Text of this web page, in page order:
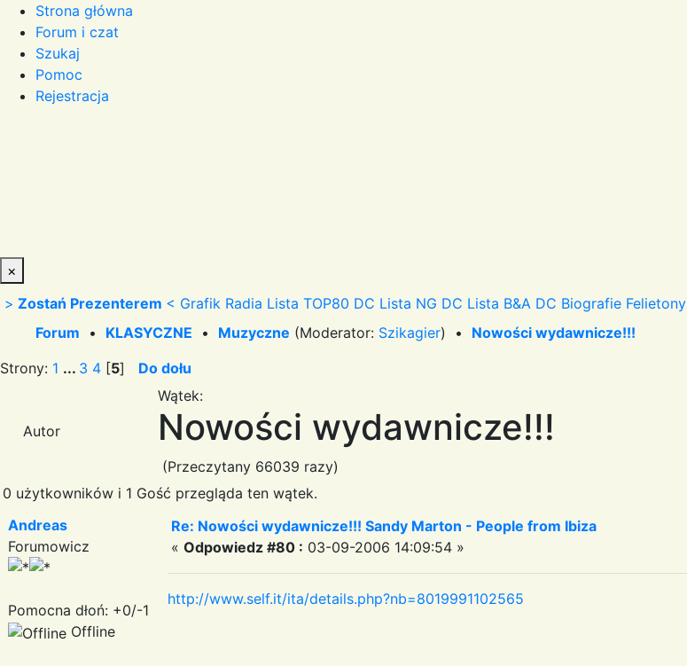
Strona główna
Forum i czat
Szukaj
Pomoc
Rejestracja
×
> Zostań Prezenterem < Grafik Radia Lista TOP80 DC Lista NG DC Lista B&A DC Biografie Felietony
Forum • KLASYCZNE • Muzyczne (Moderator: Szikagier) • Nowości wydawnicze!!!
Strony: 1 ... 3 4 [5] Do dołu
Autor
Wątek:
Nowości wydawnicze!!!
(Przeczytany 66039 razy)
0 użytkowników i 1 Gość przegląda ten wątek.
Andreas
Forumowicz
Pomocna dłoń: +0/-1
Offline
Re: Nowości wydawnicze!!! Sandy Marton - People from Ibiza
« Odpowiedz #80 : 03-09-2006 14:09:54 »
http://www.self.it/ita/details.php?nb=8019991102565